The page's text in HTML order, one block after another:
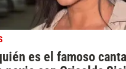
es el famoso